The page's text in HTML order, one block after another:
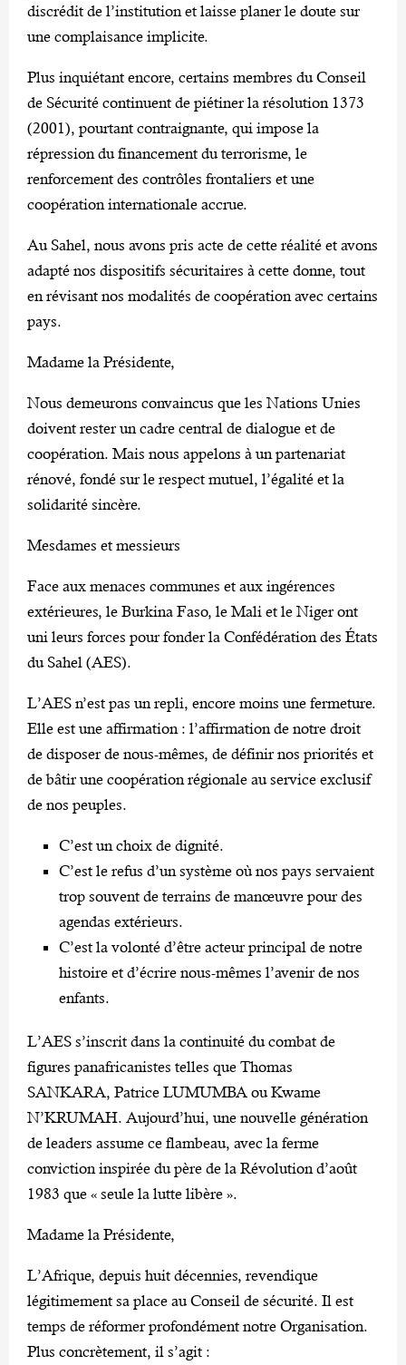
discrédit de l’institution et laisse planer le doute sur
une complaisance implicite.
Plus inquiétant encore, certains membres du Conseil
de Sécurité continuent de piétiner la résolution 1373
(2001), pourtant contraignante, qui impose la
répression du financement du terrorisme, le
renforcement des contrôles frontaliers et une
coopération internationale accrue.
Au Sahel, nous avons pris acte de cette réalité et avons
adapté nos dispositifs sécuritaires à cette donne, tout
en révisant nos modalités de coopération avec certains
pays.
Madame la Présidente,
Nous demeurons convaincus que les Nations Unies
doivent rester un cadre central de dialogue et de
coopération. Mais nous appelons à un partenariat
rénové, fondé sur le respect mutuel, l’égalité et la
solidarité sincère.
Mesdames et messieurs
Face aux menaces communes et aux ingérences
extérieures, le Burkina Faso, le Mali et le Niger ont
uni leurs forces pour fonder la Confédération des États
du Sahel (AES).
L’AES n’est pas un repli, encore moins une fermeture.
Elle est une affirmation : l’affirmation de notre droit
de disposer de nous-mêmes, de définir nos priorités et
de bâtir une coopération régionale au service exclusif
de nos peuples.
C’est un choix de dignité.
C’est le refus d’un système où nos pays servaient
trop souvent de terrains de manœuvre pour des
agendas extérieurs.
C’est la volonté d’être acteur principal de notre
histoire et d’écrire nous-mêmes l’avenir de nos
enfants.
L’AES s’inscrit dans la continuité du combat de
figures panafricanistes telles que Thomas
SANKARA, Patrice LUMUMBA ou Kwame
N’KRUMAH. Aujourd’hui, une nouvelle génération
de leaders assume ce flambeau, avec la ferme
conviction inspirée du père de la Révolution d’août
1983 que « seule la lutte libère ».
Madame la Présidente,
L’Afrique, depuis huit décennies, revendique
légitimement sa place au Conseil de sécurité. Il est
temps de réformer profondément notre Organisation.
Plus concrètement, il s’agit :